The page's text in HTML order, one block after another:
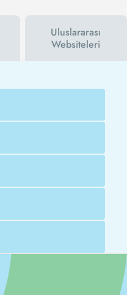
Uluslararası
Websiteleri